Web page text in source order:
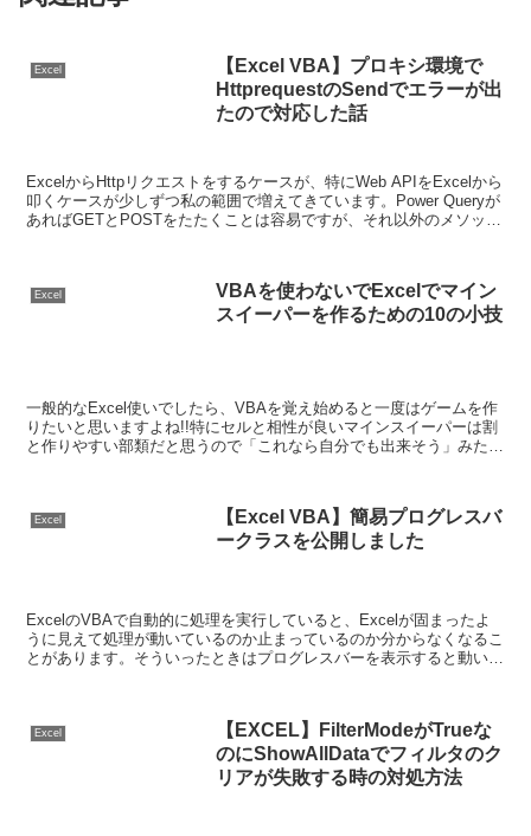
Excel
【Excel VBA】プロキシ環境で
HttprequestのSendでエラーが出
たので対応した話
ExcelからHttpリクエストをするケースが、特にWeb APIをExcelから
叩くケースが少しずつ私の範囲で増えてきています。Power Queryが
あればGETとPOSTをたたくことは容易ですが、それ以外のメソッド
Excel
VBAを使わないでExcelでマイン
スイーパーを作るための10の小技
一般的なExcel使いでしたら、VBAを覚え始めると一度はゲームを作
りたいと思いますよね!!特にセルと相性が良いマインスイーパーは割
と作りやすい部類だと思うので「これなら自分でも出来そう」みたい
Excel
【Excel VBA】簡易プログレスバ
ークラスを公開しました
ExcelのVBAで自動的に処理を実行していると、Excelが固まったよ
うに見えて処理が動いているのか止まっているのか分からなくなるこ
とがあります。そういったときはプログレスバーを表示すると動いて
Excel
【EXCEL】FilterModeがTrueな
のにShowAllDataでフィルタのク
リアが失敗する時の対処方法